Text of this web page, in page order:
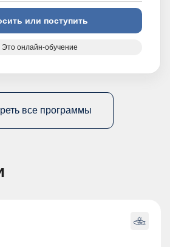
или поступить
Это онлайн-обучение
все программы